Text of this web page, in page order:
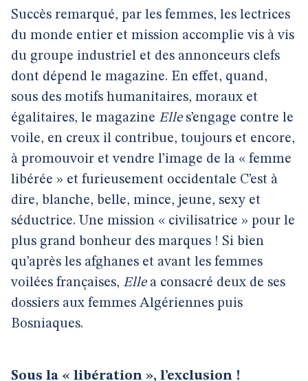
Succès remarqué, par les femmes, les lectrices
du monde entier et mission accomplie vis à vis
du groupe industriel et des annonceurs clefs
dont dépend le magazine. En effet, quand,
sous des motifs humanitaires, moraux et
égalitaires, le magazine Elles’engage contre le
voile, en creux il contribue, toujours et encore,
à promouvoir et vendre l’image de la « femme
libérée » et furieusement occidentale C’est à
dire, blanche, belle, mince, jeune, sexy et
séductrice. Une mission « civilisatrice » pour le
plus grand bonheur des marques ! Si bien
qu’après les afghanes et avant les femmes
voilées françaises, Ellea consacré deux de ses
dossiers aux femmes Algériennes puis
Bosniaques.
Sous la « libération », l’exclusion !